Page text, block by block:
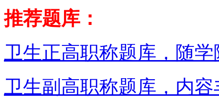
推荐题库：
卫生正高职称题库，随
卫生副高职称题库，内